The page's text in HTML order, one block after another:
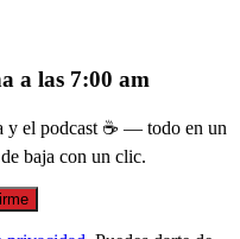
a las 7:00 am
y el podcast ☕ — todo en un
baja con un clic.